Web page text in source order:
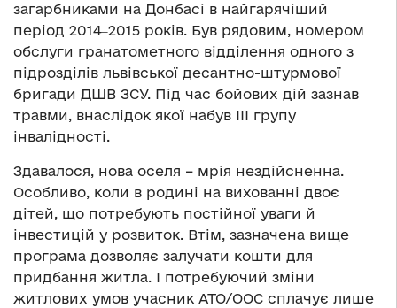
загарбниками на Донбасі в найгарячіший
період 2014‒2015 років. Був рядовим, номером
обслуги гранатометного відділення одного з
підрозділів львівської десантно-штурмової
бригади ДШВ ЗСУ. Під час бойових дій зазнав
травми, внаслідок якої набув ІІІ групу
інвалідності.
Здавалося, нова оселя – мрія нездійсненна.
Особливо, коли в родині на вихованні двоє
дітей, що потребують постійної уваги й
інвестицій у розвиток. Втім, зазначена вище
програма дозволяє залучати кошти для
придбання житла. І потребуючий зміни
житлових умов учасник АТО/ООС сплачує лише